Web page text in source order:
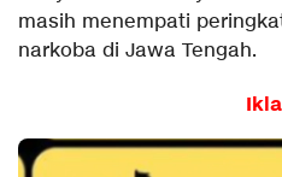
masih menempati
narkoba di Jawa Tengah.